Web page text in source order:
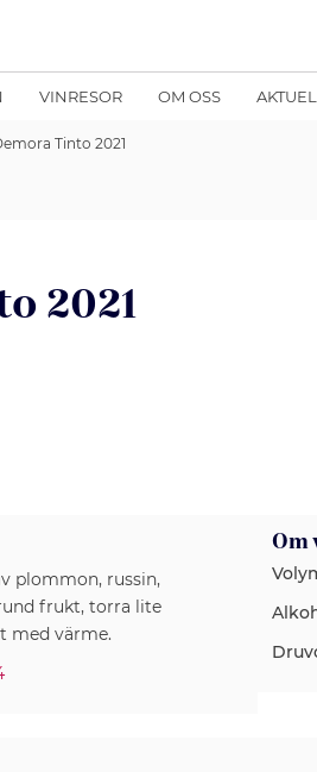
VINRESOR OM OSS
Tinto 2021
2021
plommon, russin,
frukt, torra lite
med värme.
Om